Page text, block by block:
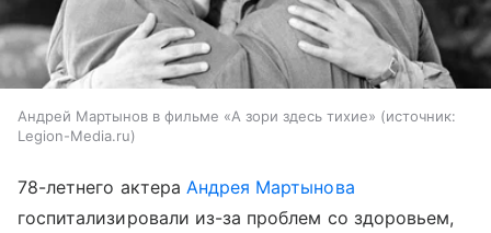
Андрей Мартынов в фильме «А зори здесь тихие»
источник:
Legion-Media.ru
78-летнего актера Андрея Мартынова
госпитализировали из-за проблем со здоровьем,